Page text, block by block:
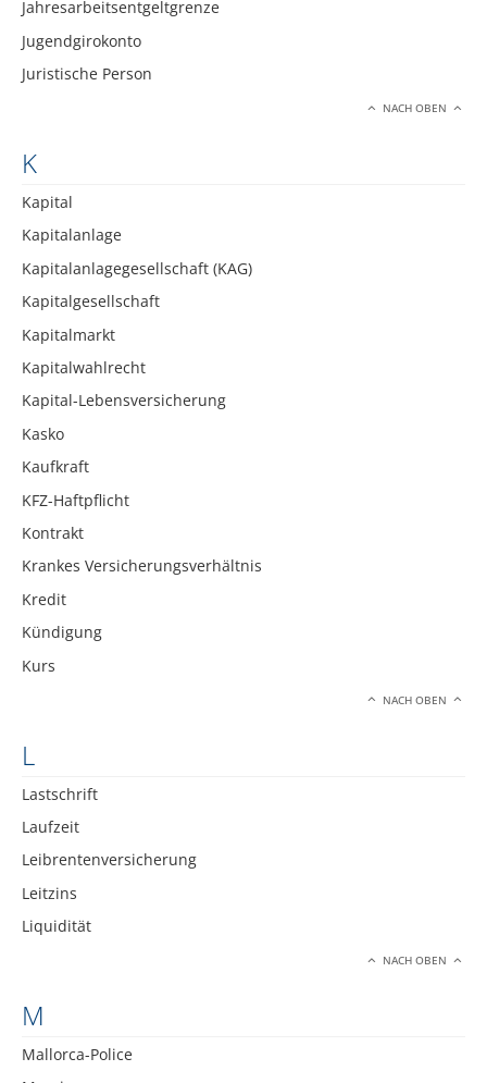
Jahresarbeitsentgeltgrenze
Jugendgirokonto
Juristische Person
NACH OBEN
K
Kapital
Kapitalanlage
Kapitalanlagegesellschaft (KAG)
Kapitalgesellschaft
Kapitalmarkt
Kapitalwahlrecht
Kapital-Lebensversicherung
Kasko
Kaufkraft
KFZ-Haftpflicht
Kontrakt
Krankes Versicherungsverhältnis
Kredit
Kündigung
Kurs
NACH OBEN
L
Lastschrift
Laufzeit
Leibrentenversicherung
Leitzins
Liquidität
NACH OBEN
M
Mallorca-Police